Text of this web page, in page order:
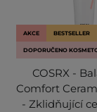
AKCE BESTSELLER
DOPORUČENO
COSRX -
Comfort
- Zklidňující